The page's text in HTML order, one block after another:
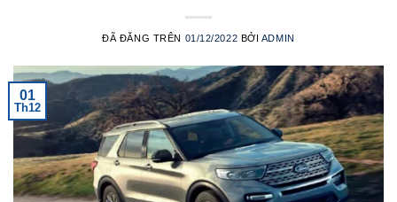
ĐÃ ĐĂNG TRÊN 01/12/2022 BỞI ADMIN
01
Th12